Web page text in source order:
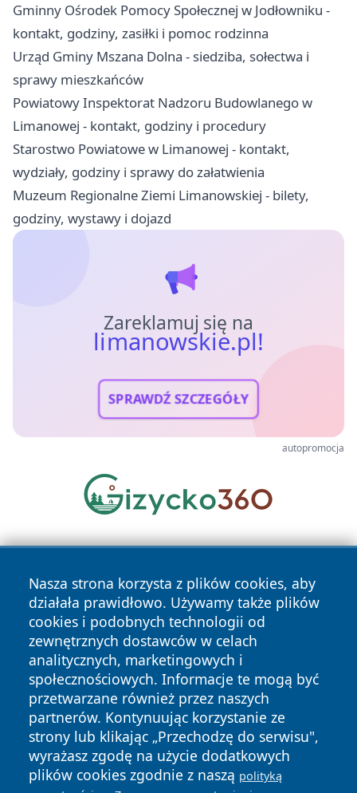
Gminny Ośrodek Pomocy Społecznej w Jodłowniku -
kontakt, godziny, zasiłki i pomoc rodzinna
Urząd Gminy Mszana Dolna - siedziba, sołectwa i
sprawy mieszkańców
Powiatowy Inspektorat Nadzoru Budowlanego w
Limanowej - kontakt, godziny i procedury
Starostwo Powiatowe w Limanowej - kontakt,
wydziały, godziny i sprawy do załatwienia
Muzeum Regionalne Ziemi Limanowskiej - bilety,
godziny, wystawy i dojazd
Zareklamuj się na
limanowskie.pl!
SPRAWDŹ SZCZEGÓŁY
autopromocja
Nasza strona korzysta z plików cookies, aby
działała prawidłowo. Używamy także plików
cookies i podobnych technologii od
zewnętrznych dostawców w celach
analitycznych, marketingowych i
społecznościowych. Informacje te mogą być
przetwarzane również przez naszych
partnerów. Kontynuując korzystanie ze
strony lub klikając „Przechodzę do serwisu",
wyrażasz zgodę na użycie dodatkowych
plików cookies zgodnie z naszą polityką
Copyright © 2026 limanowskie.pl Wszystkie prawa
zastrzeżone.
News Autorzy
Polityka
Prywatności
Polityka
Cookies